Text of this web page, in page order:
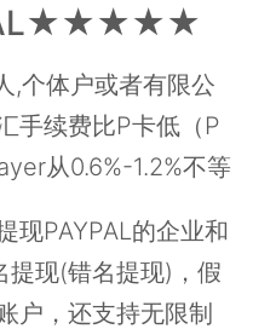
,个体户或者有限公
手续费比P卡低（P
从0.6%-1.2%不等
现PAYPAL的企业和
提现(错名提现)，假
户，还支持无限制